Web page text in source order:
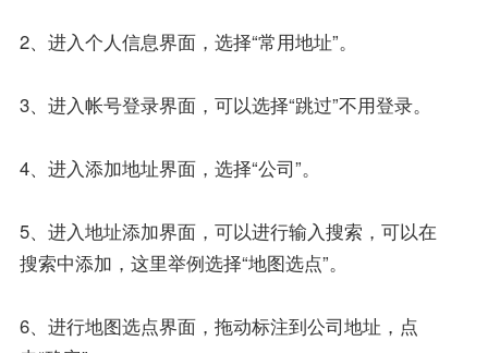
2、进入个人信息界面，选择“常用地址”。
3、进入帐号登录界面，可以选择“跳过”不用登录。
4、进入添加地址界面，选择“公司”。
5、进入地址添加界面，可以进行输入搜索，可以在
搜索中添加，这里举例选择“地图选点”。
6、进行地图选点界面，拖动标注到公司地址，点